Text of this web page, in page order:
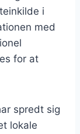
i
med
for at
spredt sig
lokale